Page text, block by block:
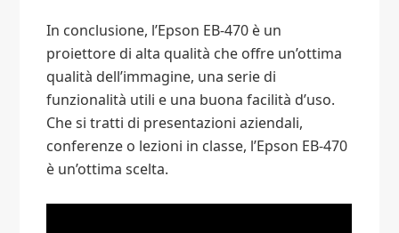
In conclusione, l’Epson EB-470 è un
proiettore di alta qualità che offre un’ottima
qualità dell’immagine, una serie di
funzionalità utili e una buona facilità d’uso.
Che si tratti di presentazioni aziendali,
conferenze o lezioni in classe, l’Epson EB-470
è un’ottima scelta.